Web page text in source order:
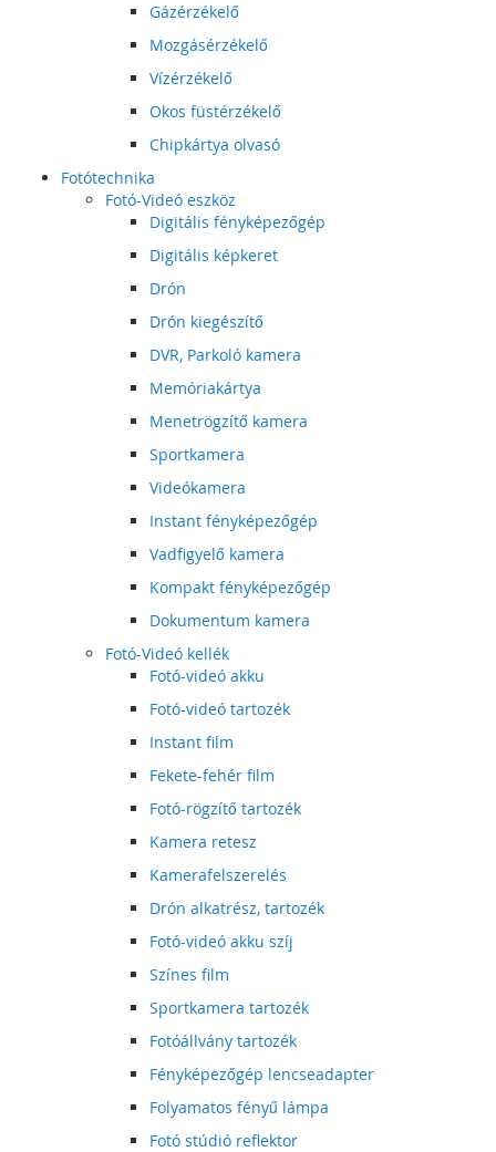
Gázérzékelő
Mozgásérzékelő
Vízérzékelő
Okos füstérzékelő
Chipkártya olvasó
Fotótechnika
Fotó-Videó eszköz
Digitális fényképezőgép
Digitális képkeret
Drón
Drón kiegészítő
DVR, Parkoló kamera
Memóriakártya
Menetrögzítő kamera
Sportkamera
Videókamera
Instant fényképezőgép
Vadfigyelő kamera
Kompakt fényképezőgép
Dokumentum kamera
Fotó-Videó kellék
Fotó-videó akku
Fotó-videó tartozék
Instant film
Fekete-fehér film
Fotó-rögzítő tartozék
Kamera retesz
Kamerafelszerelés
Drón alkatrész, tartozék
Fotó-videó akku szíj
Színes film
Sportkamera tartozék
Fotóállvány tartozék
Fényképezőgép lencseadapter
Folyamatos fényű lámpa
Fotó stúdió reflektor